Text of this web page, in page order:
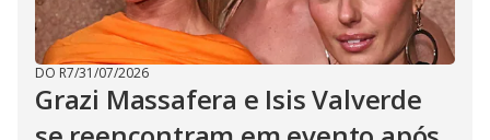
DO R7/31/07/2026
Grazi Massafera e Isis Valverde